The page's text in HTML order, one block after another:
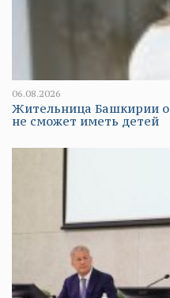
06.08.2026
Жительница Башкирии
не сможет иметь детей